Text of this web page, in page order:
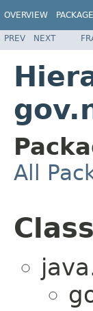
OVERVIEW PACKAGE
PREV NEXT
All